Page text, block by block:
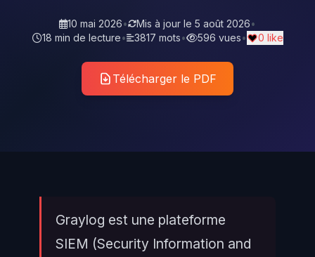
10 mai 2026• Mis à jour le 5 août 2026•
18 min de lecture• 3817 mots• 596 vues• 0 like
Télécharger le PDF
Graylog est une plateforme
SIEM (Security Information and